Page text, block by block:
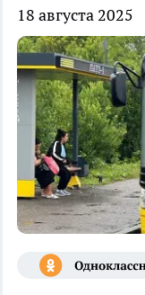
18 августа 2025